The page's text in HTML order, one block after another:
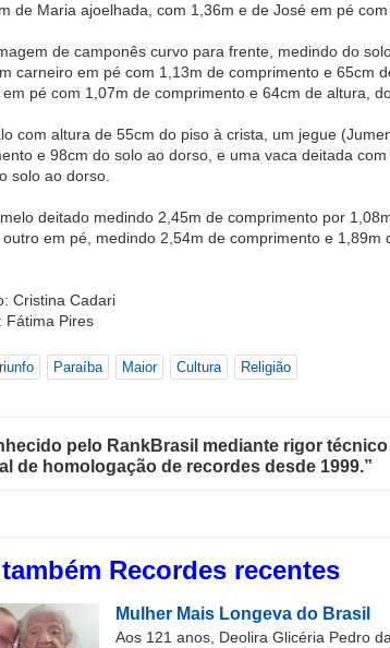
de Maria ajoelhada, com 1,36m e de José em pé com
de camponês curvo para frente, medindo do
carneiro em pé com 1,13m de comprimento e 65cm
pé com 1,07m de comprimento e 64cm de altura,
com altura de 55cm do piso à crista, um jegue
e 98cm do solo ao dorso, e uma vaca deitada
solo ao dorso.
deitado medindo 2,45m de comprimento por
em pé, medindo 2,54m de comprimento e 1,89m
Cristina Cadari
Fátima Pires
Paraíba Maior Cultura Religião
pelo RankBrasil mediante rigor
de homologação de recordes desde 1999.”
Recordes recentes
Mulher Mais Longeva do Brasil
Aos 121 anos, Deolira Glicéria Pedro